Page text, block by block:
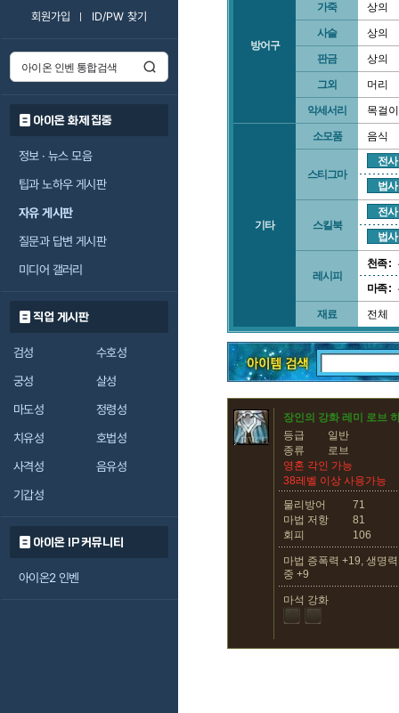
회원가입 ID/PW 찾기
아이온 화제 집중
정보 · 뉴스 모음
팁과 노하우 게시판
자유 게시판
질문과 답변 게시판
미디어 갤러리
직업 게시판
검성
수호성
궁성
살성
마도성
정령성
치유성
호법성
사격성
음유성
기갑성
아이온 IP 커뮤니티
아이온2 인벤
방어구
가죽 상의
사슬 상의
판금 상의
그외 머리
악세서리 목걸이
기타
소모품 음식
스티그마
전사
법사
스킬북
전사
법사
레시피
천족 :
마족 :
재료 전체
장인의 강화 레미 로브
등급
일반
종류
로브
영혼 각인 가능
38레벨 이상 사용가능
물리방어
71
마법 저항
81
회피
106
마법 증폭력 +19, 생명
중 +9
마석 강화